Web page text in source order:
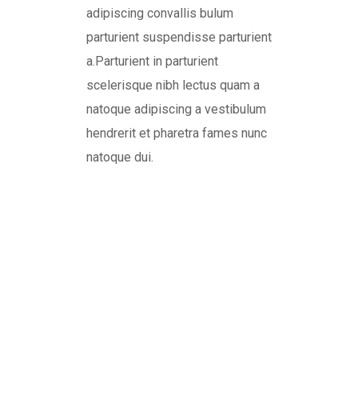
adipiscing convallis bulum
parturient suspendisse parturient
a.Parturient in parturient
scelerisque nibh lectus quam a
natoque adipiscing a vestibulum
hendrerit et pharetra fames nunc
natoque dui.